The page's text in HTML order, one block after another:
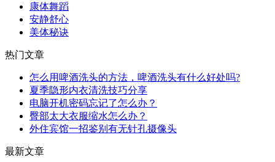
康体舞蹈
安静舒心
美体秘诀
热门文章
怎么用啤酒洗头的方法，啤酒洗头有什么好处吗?
夏季隐形内衣清洗技巧分享
电脑开机密码忘记了怎么办？
臀部太大衣服缩水怎么办？
外住宾馆一招鉴别有无针孔摄像头
最新文章